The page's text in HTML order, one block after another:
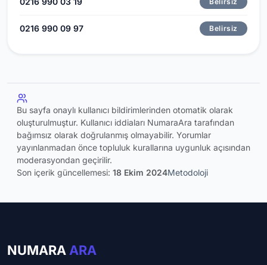
0216 990 09 97 Belirsiz
Bu sayfa onaylı kullanıcı bildirimlerinden otomatik olarak
oluşturulmuştur. Kullanıcı iddiaları NumaraAra tarafından
bağımsız olarak doğrulanmış olmayabilir. Yorumlar
yayınlanmadan önce topluluk kurallarına uygunluk açısından
moderasyondan geçirilir.
Son içerik güncellemesi: 18 Ekim 2024Metodoloji
NUMARA ARA